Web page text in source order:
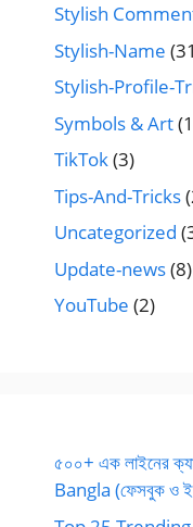
Stylish
Stylish-Name
Stylish-Profile-
Symbols & Art
TikTok(3)
Tips-And-Tricks
Uncategorized
Update-news(8)
YouTube (2)
৫০০+ এক লাইনের
Bangla (ফেসবুক ও